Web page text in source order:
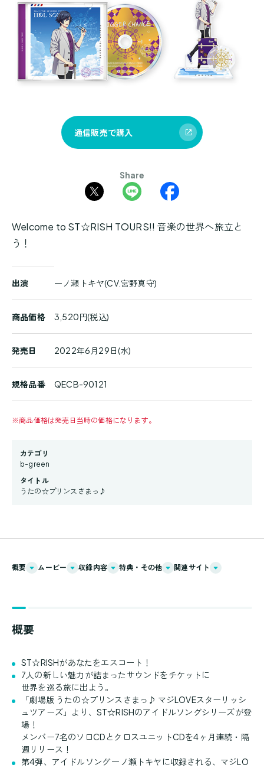
通信販売で購入
Share
Welcome to ST☆RISH TOURS!! 音楽の世界へ旅立と
う！
品
詳
細
出演 一ノ瀬トキヤ(CV.宮野真守)
商品価格 3,520円(税込)
発売日 2022年6月29日(水)
規格品番 QECB-90121
※商品価格は発売日当時の価格になります。
カテゴリ
b-green
タイトル
うたの☆プリンスさまっ♪
概要 ムービー 収録内容 特典・その他 関連サイト
概要
ST☆RISHがあなたをエスコート！
7人の新しい魅力が詰まったサウンドをチケットに
世界を巡る旅に出よう。
「劇場版 うたの☆プリンスさまっ♪ マジLOVEスターリッシ
ュツアーズ」より、ST☆RISHのアイドルソングシリーズが登
場！
メンバー7名のソロCDとクロスユニットCDを4ヶ月連続・隔
週リリース！
第4弾、アイドルソング 一ノ瀬トキヤに収録される、マジLO